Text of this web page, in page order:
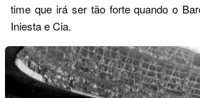
time que irá ser tão forte quando o
Iniesta e Cia.